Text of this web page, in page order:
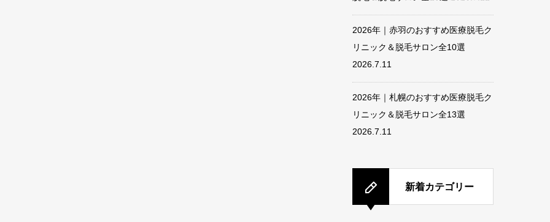
2026年｜赤羽のおすすめ医療脱毛ク
リニック＆脱毛サロン全10選
2026.7.11
2026年｜札幌のおすすめ医療脱毛ク
リニック＆脱毛サロン全13選
2026.7.11
新着カテゴリー